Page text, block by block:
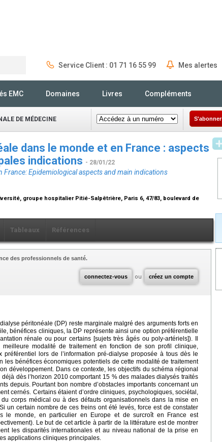
Service Client : 01 71 16 55 99 Mes alertes
EMC Domaines Livres Compléments
DE MÉDECINE S'abonner
dans le monde et en France : aspects
indications - 28/01/22
France: Epidemiological aspects and main indications
groupe hospitalier Pitié-Salpêtrière, Paris 6, 47/83, boulevard de
Tableaux Références
connectez-vous ou créez un compte
des professionnels de santé.
péritonéale (DP) reste marginale malgré des arguments forts en
bénéfices cliniques, la DP représente ainsi une option préférentielle
rénale ou pour certains [sujets très âgés ou poly-artériels]). Il
modalité de traitement en fonction de son profil clinique,
lors de l’information pré-dialyse proposée à tous dès le
les bénéfices économiques potentiels de cette modalité de traitement
développement. Dans ce contexte, les objectifs du schéma régional
dès l’horizon 2010 comportant 15 % des malades dialysés traités
depuis. Pourtant bon nombre d’obstacles importants concernant un
cernés. Certains étaient d’ordre cliniques, psychologiques, sociétal,
corps médical ou à des défauts organisationnels dans la mise en
un certain nombre de ces freins ont été levés, force est de constater
le monde, en particulier en Europe et de surcroît en France est
Le but de cet article à partir de la littérature est de montrer
les disparités internationales et au niveau national de la prise en
applications cliniques principales.